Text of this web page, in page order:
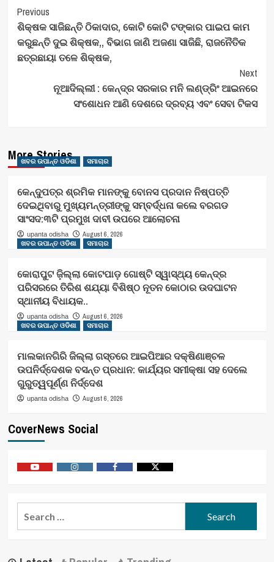
Post
Navigation
Previous
ଶିକ୍ଷକ ସାଜିଛନ୍ତି ଠିକାଦାର, କୋଟି କୋଟି ଟଙ୍କାର ପାଇପ କାମ
କରୁଛନ୍ତି ଦୁଇ ଶିକ୍ଷକ,, ବିଭାଗ ଜାଣି ଅଜଣା ସାଜିଛି, ରାଜନୈତିକ
ଛତ୍ରଛାୟା ତଳେ ଶିକ୍ଷକ,
Next
ନୂଆଦିଲ୍ଲୀ : କେନ୍ଦ୍ର ସରକାର ମନି ଲଣ୍ଡ୍ରିଂ ଆଇନରେ
ସଂଶୋଧନ ଆଣି ଦେଶରେ ଦ୍ରବ୍ୟ ଏବଂ ସେବା ଟିକସ
More Stories
ଖବର ଉପାନ୍ତ ଓଡିଶା ସମାଚାର
କେନ୍ଦୁପତ୍ର ଶ୍ରମିକ ମାନଙ୍କୁ ବୋନସ ପ୍ରଦାନ ନିଷ୍ପତ୍ତି
ଦେଇଥିବାରୁ ମୁଖ୍ୟମନ୍ତ୍ରୀଙ୍କୁ ସମ୍ବର୍ଦ୍ଧନା କଲେ ବରଗଡ
ସାଂସଦ:୩ଟି ପ୍ରମୁଖ ଦାବୀ ଉପରେ ଆଲୋଚନା
upanta odisha
August 6, 2026
ଖବର ଉପାନ୍ତ ଓଡିଶା
ସମାଚାର
କୋରାପୁଟ ଜ଼ିଲ୍ଲା କୋଟପାଡ଼ ଗୋଷ୍ଟି ସ୍ୱାସ୍ଥ୍ୟ କେନ୍ଦ୍ର
ପରିସରରେ ତିରିଶ ଶଯ୍ୟା ବିଶିଷ୍ଠ ନୂତନ କୋଠାର ଉଦଘାଟନ
ସ୍ଥାନୀୟ ବିଧାୟକ..
upanta odisha
August 6, 2026
ଖବର ଉପାନ୍ତ ଓଡିଶା
ସମାଚାର
ମାଲକାନଗିରି ଜିଲ୍ଲା ଗସ୍ତରେ ଆଇପିଆର ଦକ୍ଷିଣାଞ୍ଚଳ
ଉପନିର୍ଦ୍ଦେଶକ ବସନ୍ତ ପ୍ରଧାନ: କାର୍ଯ୍ୟର ସମୀକ୍ଷା ସହ ଦେଲେ
ଗୁରୁତ୍ୱପୂର୍ଣ୍ଣ ନିର୍ଦ୍ଦେଶ
upanta odisha August 6, 2026
CoverNews Social